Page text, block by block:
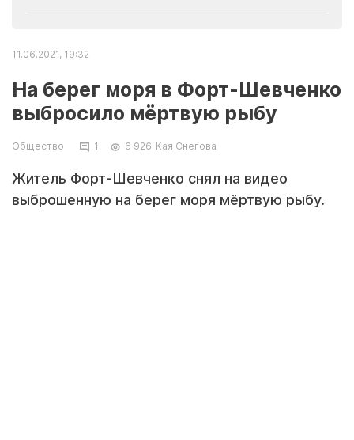
11.06.2021, 19:32
На берег моря в Форт-Шевченко
выбросило мёртвую рыбу
Общество 1 6 926 Кая Снегова
Житель Форт-Шевченко снял на видео
выброшенную на берег моря мёртвую рыбу.